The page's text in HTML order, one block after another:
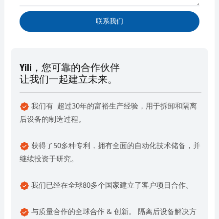
联系我们
Yili，您可靠的合作伙伴
让我们一起建立未来。
我们有 超过30年的富裕生产经验，用于拆卸和隔离
后设备的制造过程。
获得了50多种专利，拥有全面的自动化技术储备，并
继续投资于研究。
我们已经在全球80多个国家建立了客户项目合作。
与质量合作的全球合作 & 创新。 隔离后设备解决方